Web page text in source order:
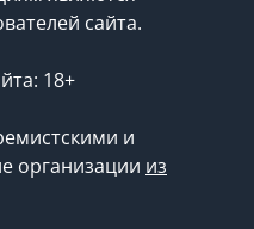
сайта.
18+
и
организации из